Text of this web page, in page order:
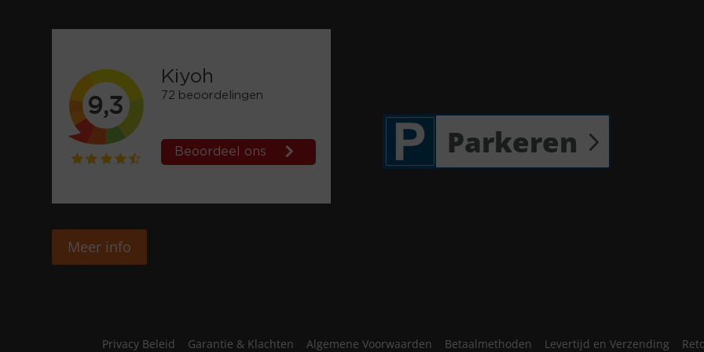
Meer info
Parkeren
Privacy Beleid Garantie & Klachten Algemene Voorwaarden Betaalmethoden Levertijd en Verzending